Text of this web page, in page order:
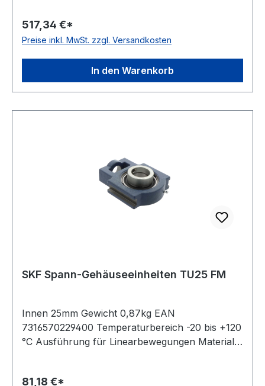
Ausführung für Linearbewegungen Farbe
dunkelblau
517,34 €*
Preise inkl. MwSt. zzgl. Versandkosten
In den Warenkorb
SKF Spann-Gehäuseeinheiten TU25 FM
Innen 25mm Gewicht 0,87kg EAN
7316570229400 Temperaturbereich -20 bis +120
°C Ausführung für Linearbewegungen Material
81,18 €*